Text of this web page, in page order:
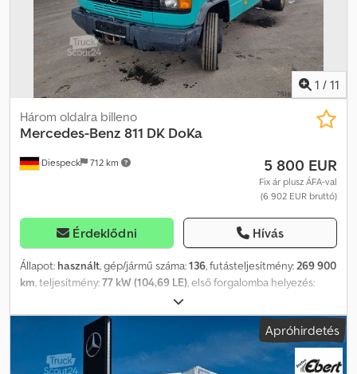
1 / 11
Diespeck 712 km
Három oldalra billeno
Mercedes-Benz 811 DK DoKa
5 800 EUR
Fix ár plusz ÁFA-val
(6 902 EUR bruttó)
Érdeklődni Hívás
Állapot: használt, gép/jármű száma:136, futásteljesítmény:269 900
km, teljesítmény:77 kW (104,69 LE), első forgalomba helyezés:
, saját tömeg:
teherbírás:3 985 kg, össztömeg:7 490 kg, abroncs méret:205/75
, tengelyelrendezés: , tengelytáv:3 700 mm, szín:
, hajtástípus: mechanikai , felfüggesztés:
, rakodótér
térfogata:2 m³ 3 100 mm, rakodótér szélesség:
Apróhirdetés